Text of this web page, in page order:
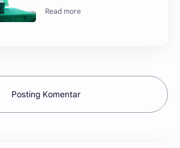
Posting Komentar